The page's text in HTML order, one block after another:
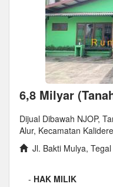
6,8 Milyar
Dijual Dibawah NJOP,
Alur, Kecamatan
Jl. Bakti Mulya, Tegal
- HAK MILIK